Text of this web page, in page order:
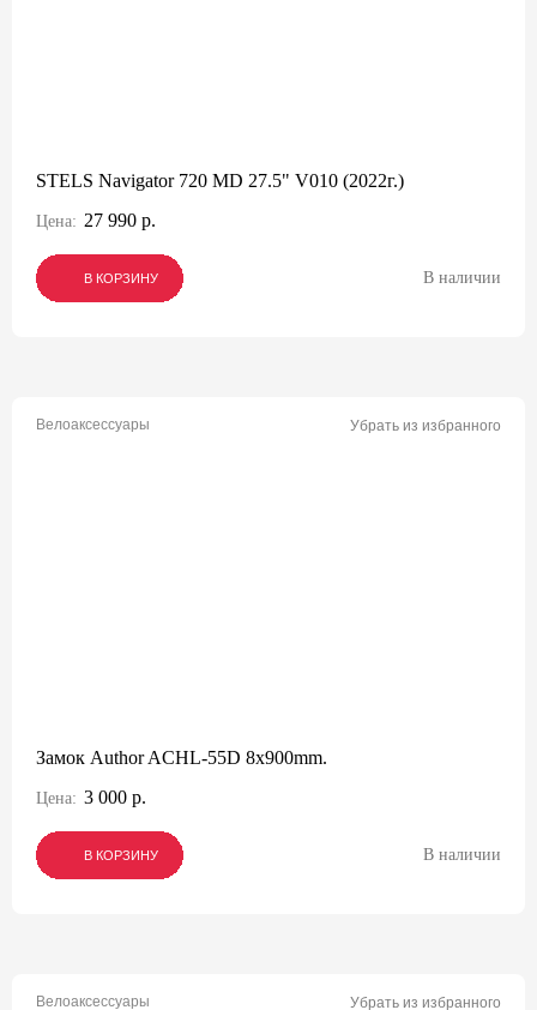
STELS Navigator 720 MD 27.5" V010 (2022г.)
Цена: 27 990 р.
В КОРЗИНУ
В КОРЗИНУ
В КОРЗИНУ В наличии
Велоаксессуары Убрать из избранного
Замок Author ACHL-55D 8x900mm.
Цена: 3 000 р.
В КОРЗИНУ
В КОРЗИНУ
В КОРЗИНУ В наличии
Велоаксессуары Убрать из избранного